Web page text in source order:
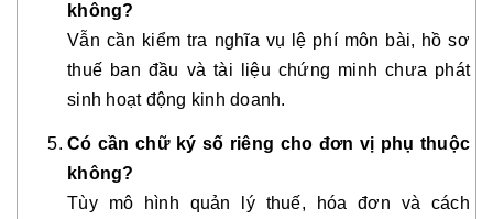
không?
Vẫn cần kiểm tra nghĩa vụ lệ phí môn bài, hồ sơ
thuế ban đầu và tài liệu chứng minh chưa phát
sinh hoạt động kinh doanh.
Có cần chữ ký số riêng cho đơn vị phụ thuộc
không?
Tùy mô hình quản lý thuế, hóa đơn và cách